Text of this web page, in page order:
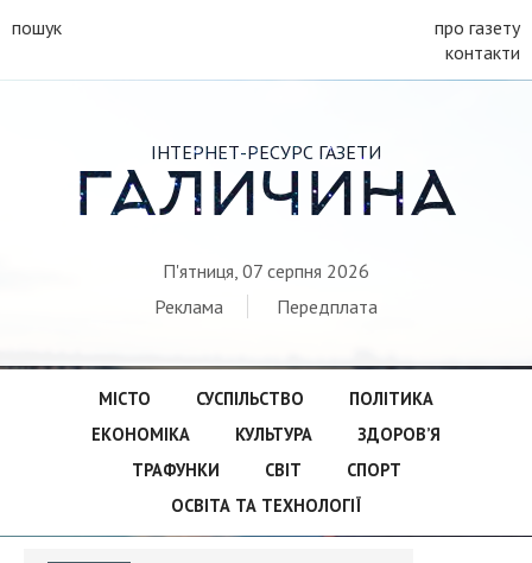
пошук
про газету
контакти
ІНТЕРНЕТ-РЕСУРС ГАЗЕТИ
ГАЛИЧИНА
П'ятниця, 07 серпня 2026
Реклама
Передплата
МІСТО СУСПІЛЬСТВО
ПОЛІТИКА
ЕКОНОМІКА
КУЛЬТУРА
ЗДОРОВ’Я
ТРАФУНКИ
СВІТ
СПОРТ
ОСВІТА ТА ТЕХНОЛОГІЇ